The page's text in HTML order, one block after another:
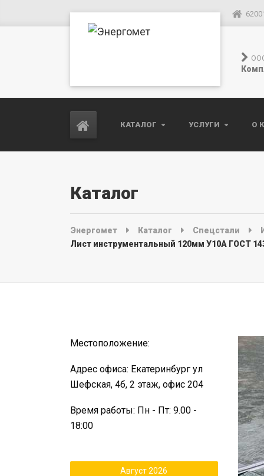
КАТАЛОГ УСЛУГИ О
Каталог
Энергомет Каталог Спецстали
Лист инструментальный 120мм У10А ГОСТ
Местоположение:
Адрес офиса: Екатеринбург ул
Шефская, 4б, 2 этаж, офис 204
Время работы: Пн - Пт: 9.00 -
18:00
Август 2026